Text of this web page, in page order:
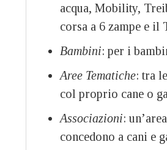
acqua, Mobility,
corsa a 6 zampe e
Bambini: per i
Aree Tematiche: tra
col proprio cane o
Associazioni:
concedono a cani e